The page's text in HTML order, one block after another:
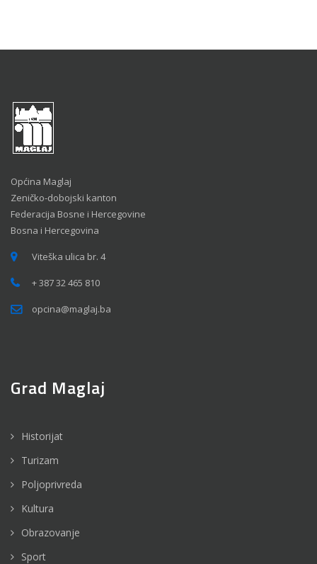
Općina Maglaj
Zeničko-dobojski kanton
Federacija Bosne i Hercegovine
Bosna i Hercegovina
Viteška ulica br. 4
+ 387 32 465 810
opcina@maglaj.ba
Grad Maglaj
Historijat
Turizam
Poljoprivreda
Kultura
Obrazovanje
Sport